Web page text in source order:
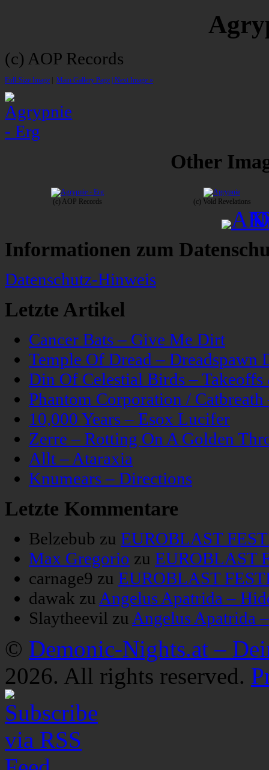
(c) AOP Records
Full-Size Image Main Gallery Page | Next Image »
Other
(c) AOP Records (c) Void Revelations
Informationen zum
Datenschutz-Hinweis
Letzte Artikel
Cancer Bats – Give Me Dirt
Temple Of Dread – Dreadspawn
Din Of Celestial Birds –
Phantom Corporation /
10,000 Years – Esox Lucifer
Zerre – Rotting On A Golden
Allt – Ataraxia
Knumears – Directions
Letzte Kommentare
Belzebub zu EUROBLAST
Max Gregorio zu EUROBLAST
carnage9 zu EUROBLAST
dawak zuAngelus Apatrida –
Slaytheevil zuAngelus Apatrida
© Demonic-Nights.at –
2026. All rights reserved.